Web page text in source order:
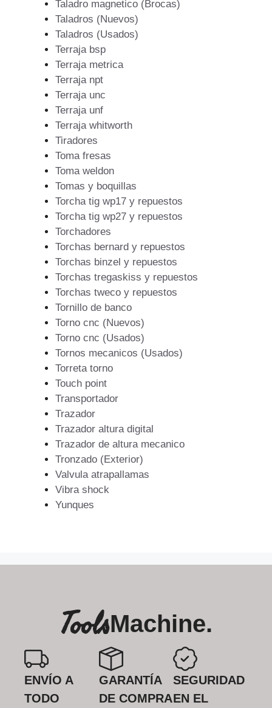
Taladro magnetico (Brocas)
Taladros (Nuevos)
Taladros (Usados)
Terraja bsp
Terraja metrica
Terraja npt
Terraja unc
Terraja unf
Terraja whitworth
Tiradores
Toma fresas
Toma weldon
Tomas y boquillas
Torcha tig wp17 y repuestos
Torcha tig wp27 y repuestos
Torchadores
Torchas bernard y repuestos
Torchas binzel y repuestos
Torchas tregaskiss y repuestos
Torchas tweco y repuestos
Tornillo de banco
Torno cnc (Nuevos)
Torno cnc (Usados)
Tornos mecanicos (Usados)
Torreta torno
Touch point
Transportador
Trazador
Trazador altura digital
Trazador de altura mecanico
Tronzado (Exterior)
Valvula atrapallamas
Vibra shock
Yunques
ToolsMachine.
ENVÍO A
TODO
GARANTÍA
DE COMPRA
SEGURIDAD
EN EL